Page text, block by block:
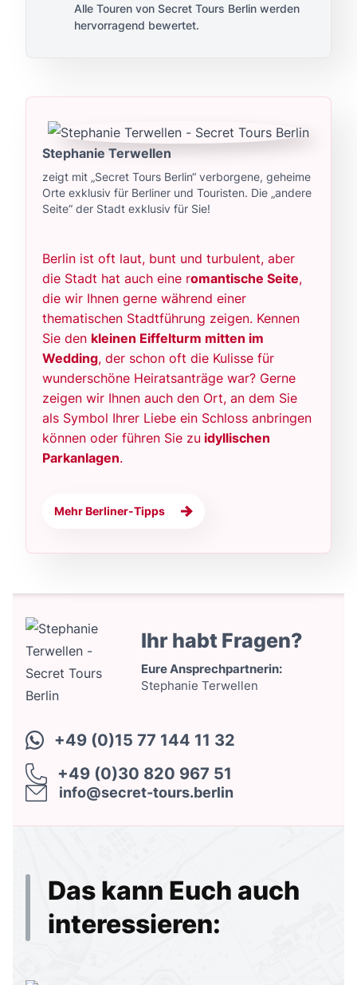
Alle Touren von Secret Tours Berlin werden
hervorragend bewertet.
Stephanie Terwellen
zeigt mit „Secret Tours Berlin“ verborgene, geheime
Orte exklusiv für Berliner und Touristen. Die „andere
Seite“ der Stadt exklusiv für Sie!
Berlin ist oft laut, bunt und turbulent, aber
die Stadt hat auch eine romantische Seite,
die wir Ihnen gerne während einer
thematischen Stadtführung zeigen. Kennen
Sie den kleinen Eiffelturm mitten im
Wedding, der schon oft die Kulisse für
wunderschöne Heiratsanträge war? Gerne
zeigen wir Ihnen auch den Ort, an dem Sie
als Symbol Ihrer Liebe ein Schloss anbringen
können oder führen Sie zu idyllischen
Parkanlagen.
Mehr Berliner-Tipps
Ihr habt Fragen?
Eure Ansprechpartnerin:
Stephanie Terwellen
+49 (0)15 77 144 11 32
+49 (0)30 820 967 51
info@secret-tours.berlin
Das kann Euch auch
interessieren: